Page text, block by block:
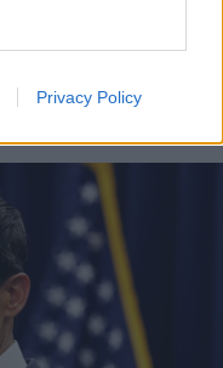
Privacy Policy